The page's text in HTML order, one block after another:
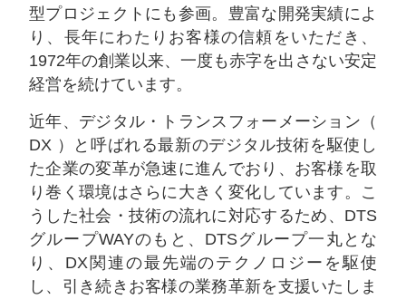
型プロジェクトにも参画。豊富な開発実績によ
り、長年にわたりお客様の信頼をいただき、
1972年の創業以来、一度も赤字を出さない安定
経営を続けています。
近年、デジタル・トランスフォーメーション（
DX ）と呼ばれる最新のデジタル技術を駆使し
た企業の変革が急速に進んでおり、お客様を取
り巻く環境はさらに大きく変化しています。こ
うした社会・技術の流れに対応するため、DTS
グループWAYのもと、DTSグループ一丸とな
り、DX関連の最先端のテクノロジーを駆使
し、引き続きお客様の業務革新を支援いたしま